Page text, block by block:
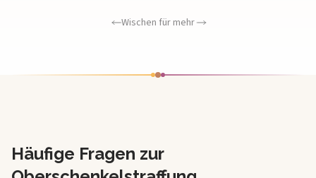
Wischen für mehr
Häufige Fragen zur